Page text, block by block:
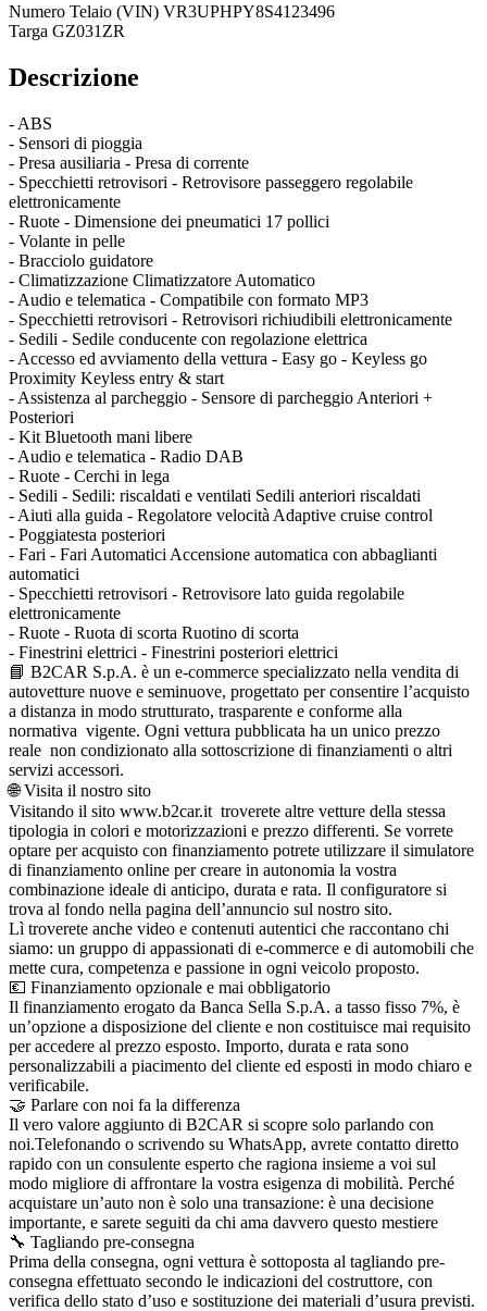
Numero Telaio (VIN) VR3UPHPY8S4123496
Targa GZ031ZR
Descrizione
- ABS
- Sensori di pioggia
- Presa ausiliaria - Presa di corrente
- Specchietti retrovisori - Retrovisore passeggero regolabile
elettronicamente
- Ruote - Dimensione dei pneumatici 17 pollici
- Volante in pelle
- Bracciolo guidatore
- Climatizzazione Climatizzatore Automatico
- Audio e telematica - Compatibile con formato MP3
- Specchietti retrovisori - Retrovisori richiudibili elettronicamente
- Sedili - Sedile conducente con regolazione elettrica
- Accesso ed avviamento della vettura - Easy go - Keyless go
Proximity Keyless entry & start
- Assistenza al parcheggio - Sensore di parcheggio Anteriori +
Posteriori
- Kit Bluetooth mani libere
- Audio e telematica - Radio DAB
- Ruote - Cerchi in lega
- Sedili - Sedili: riscaldati e ventilati Sedili anteriori riscaldati
- Aiuti alla guida - Regolatore velocità Adaptive cruise control
- Poggiatesta posteriori
- Fari - Fari Automatici Accensione automatica con abbaglianti
automatici
- Specchietti retrovisori - Retrovisore lato guida regolabile
elettronicamente
- Ruote - Ruota di scorta Ruotino di scorta
- Finestrini elettrici - Finestrini posteriori elettrici
📘 B2CAR S.p.A. è un e-commerce specializzato nella vendita di
autovetture nuove e seminuove, progettato per consentire l’acquisto
a distanza in modo strutturato, trasparente e conforme alla
normativa vigente. Ogni vettura pubblicata ha un unico prezzo
reale non condizionato alla sottoscrizione di finanziamenti o altri
servizi accessori.
🌐 Visita il nostro sito
Visitando il sito www.b2car.it troverete altre vetture della stessa
tipologia in colori e motorizzazioni e prezzo differenti. Se vorrete
optare per acquisto con finanziamento potrete utilizzare il simulatore
di finanziamento online per creare in autonomia la vostra
combinazione ideale di anticipo, durata e rata. Il configuratore si
trova al fondo nella pagina dell’annuncio sul nostro sito.
Lì troverete anche video e contenuti autentici che raccontano chi
siamo: un gruppo di appassionati di e-commerce e di automobili che
mette cura, competenza e passione in ogni veicolo proposto.
💶 Finanziamento opzionale e mai obbligatorio
Il finanziamento erogato da Banca Sella S.p.A. a tasso fisso 7%, è
un’opzione a disposizione del cliente e non costituisce mai requisito
per accedere al prezzo esposto. Importo, durata e rata sono
personalizzabili a piacimento del cliente ed esposti in modo chiaro e
verificabile.
🤝 Parlare con noi fa la differenza
Il vero valore aggiunto di B2CAR si scopre solo parlando con
noi.Telefonando o scrivendo su WhatsApp, avrete contatto diretto
rapido con un consulente esperto che ragiona insieme a voi sul
modo migliore di affrontare la vostra esigenza di mobilità. Perché
acquistare un’auto non è solo una transazione: è una decisione
importante, e sarete seguiti da chi ama davvero questo mestiere
🔧 Tagliando pre-consegna
Prima della consegna, ogni vettura è sottoposta al tagliando pre-
consegna effettuato secondo le indicazioni del costruttore, con
verifica dello stato d’uso e sostituzione dei materiali d’usura previsti.